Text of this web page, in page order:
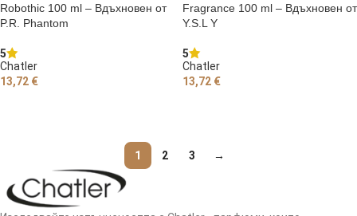
Robothic 100 ml – Вдъхновен от
P.R. Phantom
5
Chatler
13,72 €
Fragrance 100 ml – Вдъхновен от
Y.S.L Y
5
Chatler
13,72 €
1 2 3 →